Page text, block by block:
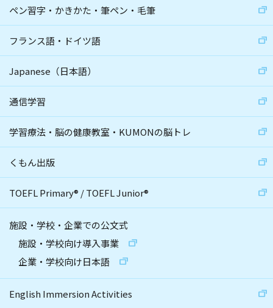
ペン習字・かきかた・筆ペン・毛筆
フランス語・ドイツ語
Japanese（日本語）
通信学習
学習療法・脳の健康教室・KUMONの脳トレ
くもん出版
TOEFL Primary® /TOEFL Junior®
施設・学校・企業での公文式
施設・学校向け導入事業
企業・学校向け日本語
English Immersion Activities